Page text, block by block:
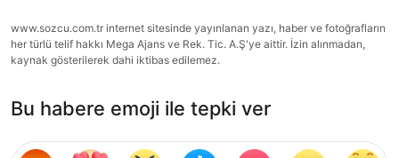
www.sozcu.com.tr internet sitesinde yayınlanan yazı, haber ve fotoğrafların
her türlü telif hakkı Mega Ajans ve Rek. Tic. A.Ş'ye aittir. İzin alınmadan,
kaynak gösterilerek dahi iktibas edilemez.
Bu habere emoji ile tepki ver